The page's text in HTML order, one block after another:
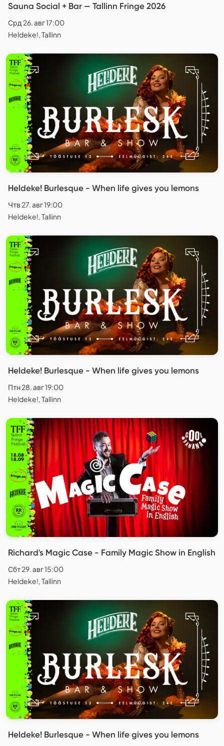
Sauna Social + Bar — Tallinn Fringe 2026
Срд 26. авг 17:00
Heldeke!, Tallinn
Heldeke! Burlesque - When life gives you lemons
Чтв 27. авг 19:00
Heldeke!, Tallinn
Heldeke! Burlesque - When life gives you lemons
Птн 28. авг 19:00
Heldeke!, Tallinn
Richard's Magic Case - Family Magic Show in English
Сбт 29. авг 15:00
Heldeke!, Tallinn
Heldeke! Burlesque - When life gives you lemons